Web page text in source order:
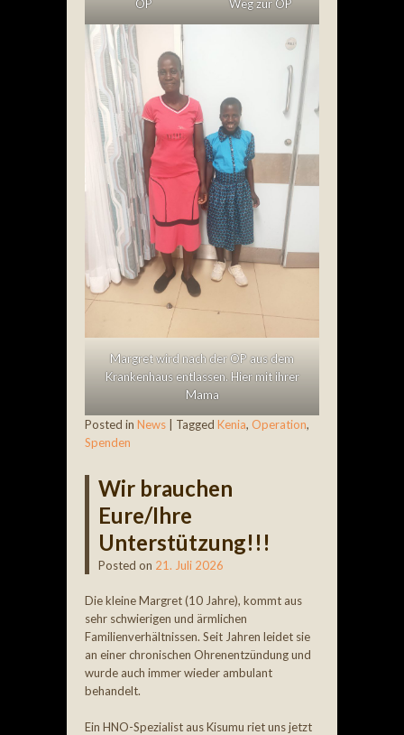
OP Weg zur OP
Margret wird nach der OP aus dem
Krankenhaus entlassen. Hier mit ihrer
Mama
Posted in News Tagged Kenia, Operation,
Spenden
Wir brauchen
Eure/Ihre
Unterstützung!!!
Posted on 21. Juli 2026
Die kleine Margret (10 Jahre), kommt aus
sehr schwierigen und ärmlichen
Familienverhältnissen. Seit Jahren leidet sie
an einer chronischen Ohrenentzündung und
wurde auch immer wieder ambulant
behandelt.
Ein HNO-Spezialist aus Kisumu riet uns jetzt